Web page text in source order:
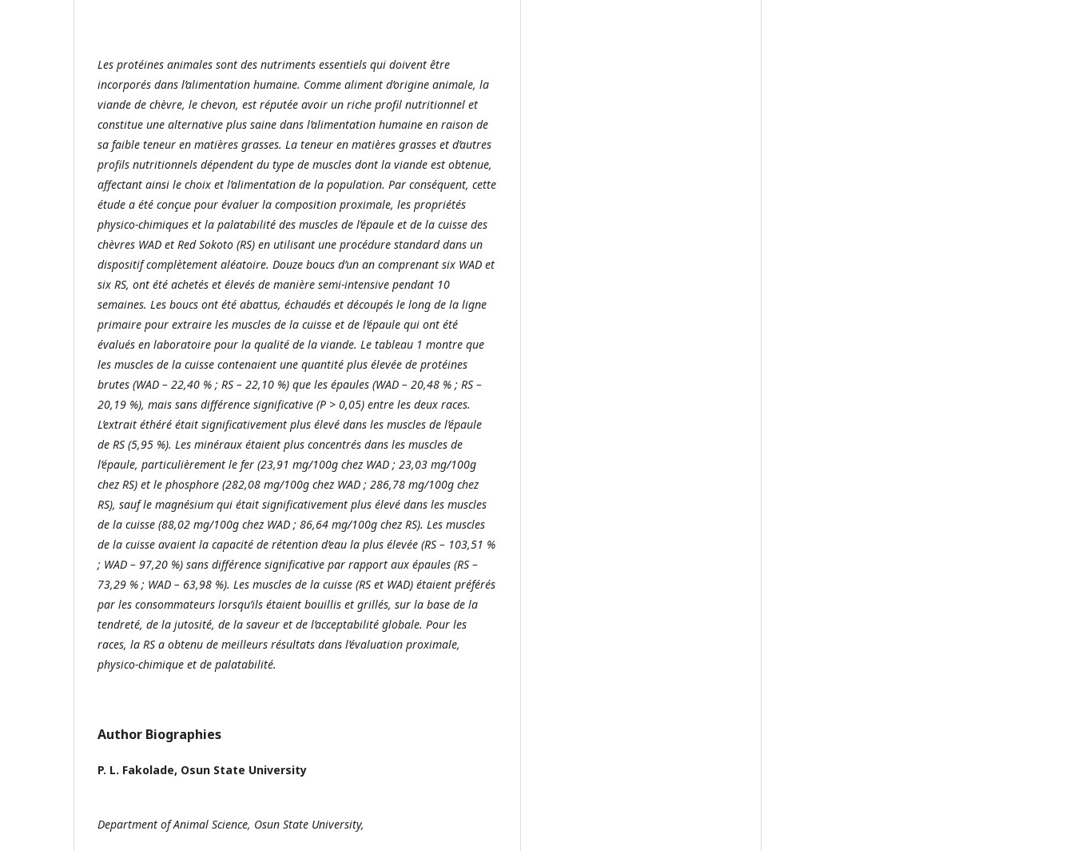
Les protéines animales sont des nutriments essentiels qui doivent être
incorporés dans l’alimentation humaine. Comme aliment d’origine animale, la
viande de chèvre, le chevon, est réputée avoir un riche profil nutritionnel et
constitue une alternative plus saine dans l’alimentation humaine en raison de
sa faible teneur en matières grasses. La teneur en matières grasses et d’autres
profils nutritionnels dépendent du type de muscles dont la viande est obtenue,
affectant ainsi le choix et l’alimentation de la population. Par conséquent, cette
étude a été conçue pour évaluer la composition proximale, les propriétés
physico-chimiques et la palatabilité des muscles de l’épaule et de la cuisse des
chèvres WAD et Red Sokoto (RS) en utilisant une procédure standard dans un
dispositif complètement aléatoire. Douze boucs d’un an comprenant six WAD et
six RS, ont été achetés et élevés de manière semi-intensive pendant 10
semaines. Les boucs ont été abattus, échaudés et découpés le long de la ligne
primaire pour extraire les muscles de la cuisse et de l’épaule qui ont été
évalués en laboratoire pour la qualité de la viande. Le tableau 1 montre que
les muscles de la cuisse contenaient une quantité plus élevée de protéines
brutes (WAD – 22,40 % ; RS – 22,10 %) que les épaules (WAD – 20,48 % ; RS –
20,19 %), mais sans différence significative (P > 0,05) entre les deux races.
L’extrait éthéré était significativement plus élevé dans les muscles de l’épaule
de RS (5,95 %). Les minéraux étaient plus concentrés dans les muscles de
l’épaule, particulièrement le fer (23,91 mg/100g chez WAD ; 23,03 mg/100g
chez RS) et le phosphore (282,08 mg/100g chez WAD ; 286,78 mg/100g chez
RS), sauf le magnésium qui était significativement plus élevé dans les muscles
de la cuisse (88,02 mg/100g chez WAD ; 86,64 mg/100g chez RS). Les muscles
de la cuisse avaient la capacité de rétention d’eau la plus élevée (RS – 103,51 %
; WAD – 97,20 %) sans différence significative par rapport aux épaules (RS –
73,29 % ; WAD – 63,98 %). Les muscles de la cuisse (RS et WAD) étaient préférés
par les consommateurs lorsqu’ils étaient bouillis et grillés, sur la base de la
tendreté, de la jutosité, de la saveur et de l’acceptabilité globale. Pour les
races, la RS a obtenu de meilleurs résultats dans l’évaluation proximale,
physico-chimique et de palatabilité.
Author Biographies
P. L. Fakolade, Osun State University
Department of Animal Science, Osun State University,